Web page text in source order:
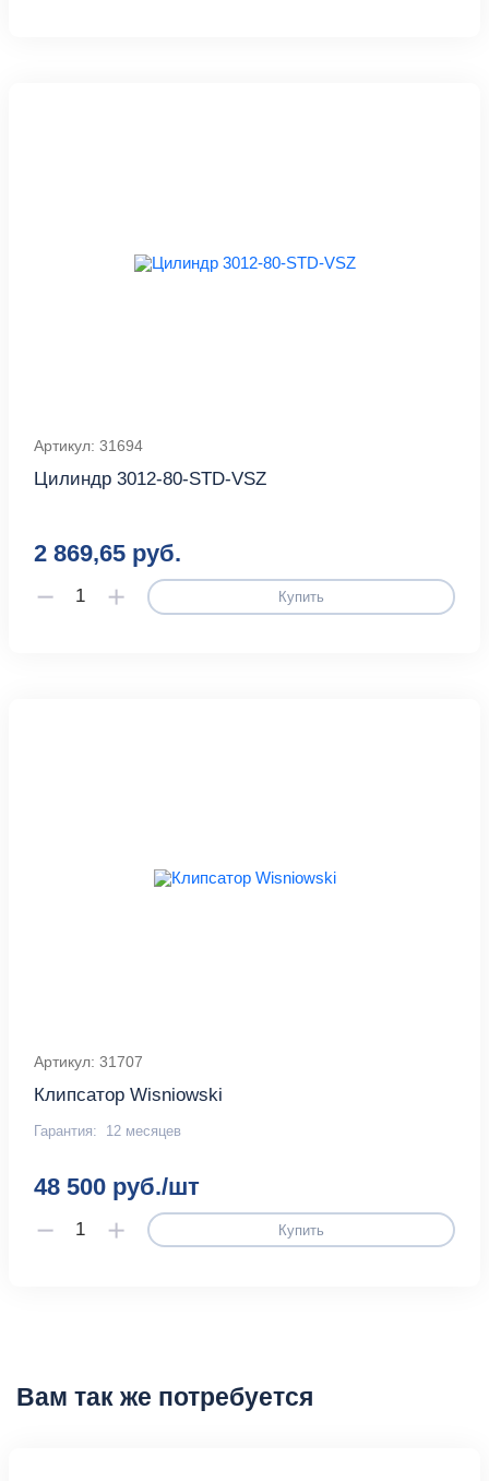
Артикул: 31694
Цилиндр 3012-80-STD-VSZ
2 869,65 руб.
Купить
Артикул: 31707
Клипсатор Wisniowski
Гарантия: 12 месяцев
48 500 руб./шт
Купить
Вам так же потребуется